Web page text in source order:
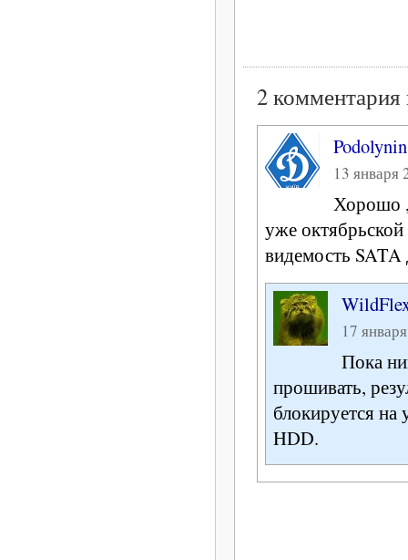
2 комментария
Podolynin
13 января
Хорошо
уже
видемость SATA
17
Пока
прошивать,
блокируется
HDD.